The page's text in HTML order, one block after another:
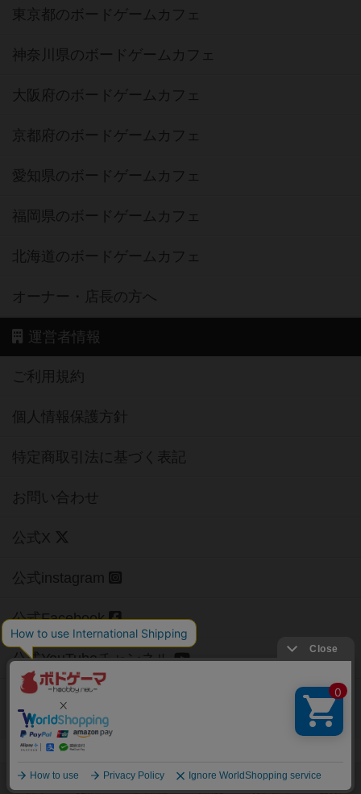
東京都のボードゲームカフェ
神奈川県のボードゲームカフェ
大阪府のボードゲームカフェ
京都府のボードゲームカフェ
愛知県のボードゲームカフェ
福岡県のボードゲームカフェ
北海道のボードゲームカフェ
オーナー・店長の方へ
運営者情報
ご利用規約
個人情報保護方針
特定商取引法に基づく表記
お問い合わせ
公式X
公式instagram
公式Facebook
公式YouTubeチャンネル